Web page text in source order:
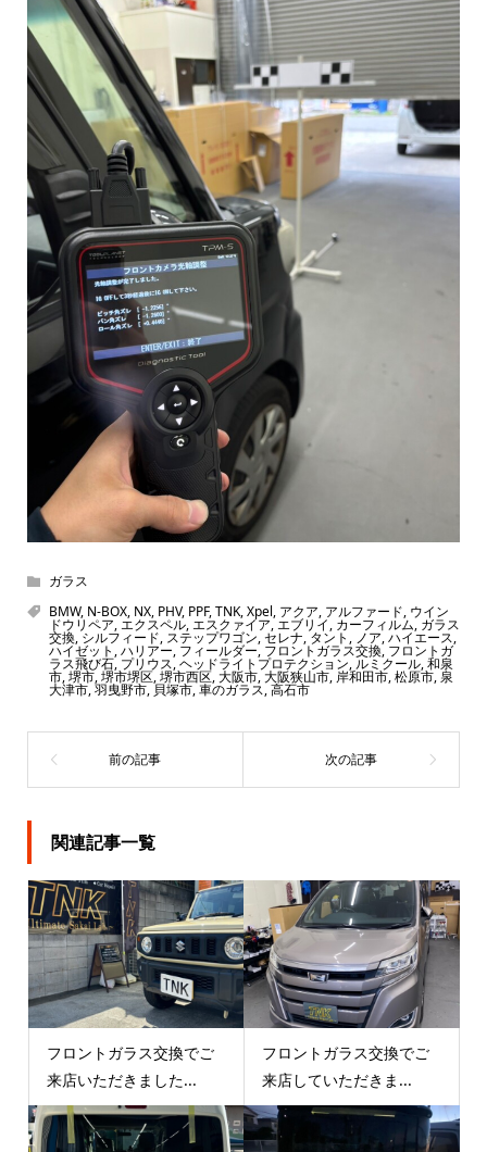
ガラス
BMW, N-BOX, NX, PHV, PPF,TNK,Xpel, アクア, アルファード, ウイン
ドウリペア,エクスペル,エスクァイア,エブリイ, カーフィルム, ガラス
交換,シルフィード, ステップワゴン,セレナ,タント , ノア,ハイエース,
ハイゼット ,ハリアー, フィールダー, フロントガラス交換, フロントガ
ラス飛び石, プリウス,ヘッドライトプロテクション,ルミクール,和泉
市,堺市,堺市堺区,堺市西区,大阪市,大阪狭山市, 岸和田市,松原市, 泉
大津市,羽曳野市,貝塚市,車のガラス,高石市
関連記事一覧
フロントガラス交換でご
来店いただきました...
フロントガラス交換でご
来店していただきま...